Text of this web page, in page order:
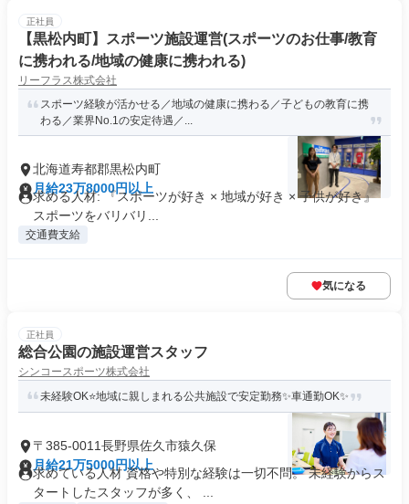
正社員
【黒松内町】スポーツ施設運営(スポーツのお仕事/教育
に携われる/地域の健康に携われる)
リーフラス株式会社
スポーツ経験が活かせる／地域の健康に携わる／子どもの教育に携
わる／業界No.1の安定待遇／...
北海道寿都郡黒松内町
月給23万8000円以上
求める人材: 『スポーツが好き × 地域が好き × 子供が好き』
スポーツをバリバリ...
交通費支給
気になる
正社員
総合公園の施設運営スタッフ
シンコースポーツ株式会社
未経験OK⭐地域に親しまれる公共施設で安定勤務✨車通勤OK✨
〒385-0011長野県佐久市猿久保
月給21万5000円以上
求めている人材 資格や特別な経験は一切不問。 未経験からス
タートしたスタッフが多く、 ...